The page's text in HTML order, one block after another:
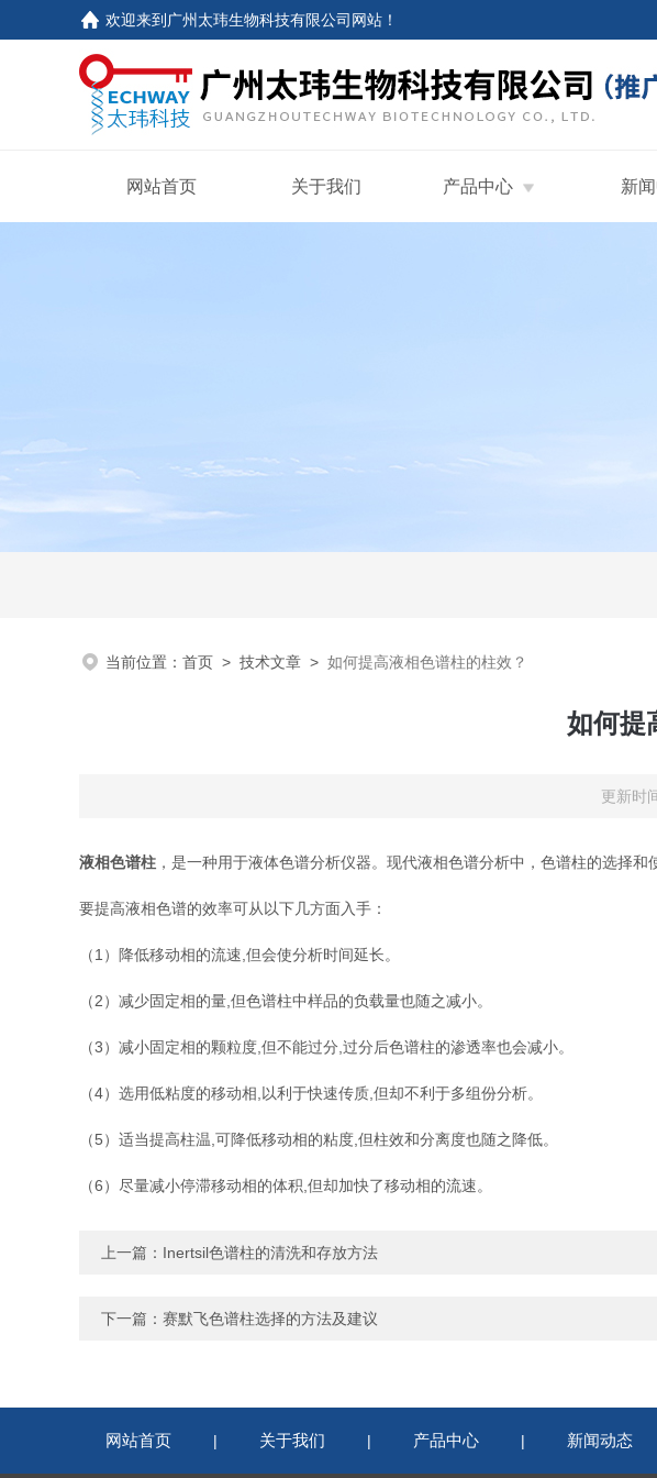
欢迎来到 广州太玮生物科技有限公司网站 ！
网站首页 关于我们 产品中心 新
当前位置： 首页 > 技术文章 > 如何提高液相色谱柱的柱效？
如何提
更新时
液相色谱柱 ，是一种用于液体色谱分析仪器。现代液相色谱分析中，色谱柱的选择
要提高液相色谱的效率可从以下几方面入手：
（1）降低移动相的流速,但会使分析时间延长。
（2）减少固定相的量,但色谱柱中样品的负载量也随之减小。
（3）减小固定相的颗粒度,但不能过分,过分后色谱柱的渗透率也会减小。
（4）选用低粘度的移动相,以利于快速传质,但却不利于多组份分析。
（5）适当提高柱温,可降低移动相的粘度,但柱效和分离度也随之降低。
（6）尽量减小停滞移动相的体积,但却加快了移动相的流速。
上一篇： Inertsil色谱柱的清洗和存放方法
下一篇： 赛默飞色谱柱选择的方法及建议
网站首页 | 关于我们 | 产品中心 | 新闻动态